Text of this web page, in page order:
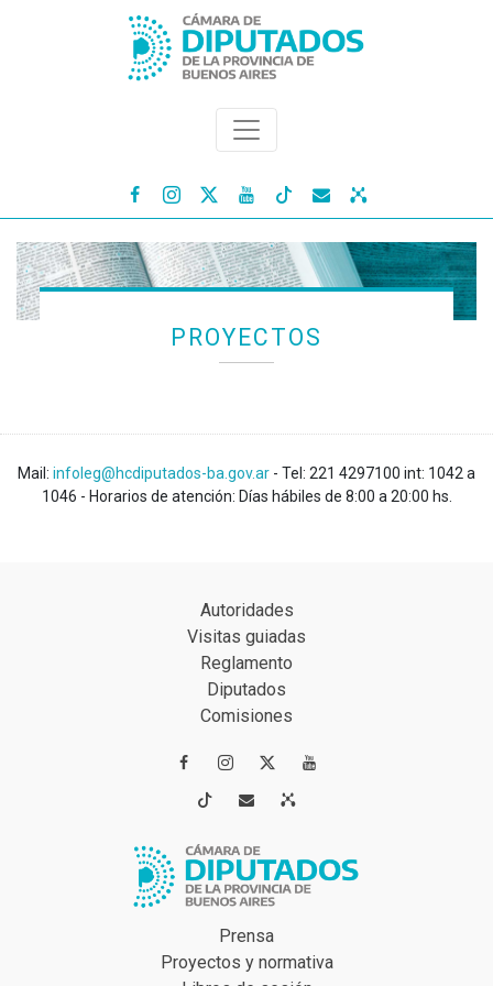
   
PROYECTOS
Mail: infoleg@hcdiputados-ba.gov.ar - Tel: 221 4297100 int: 1042 a
1046 - Horarios de atención: Días hábiles de 8:00 a 20:00 hs.
Autoridades
Visitas guiadas
Reglamento
Diputados
Comisiones
 
 
Prensa
Proyectos y normativa